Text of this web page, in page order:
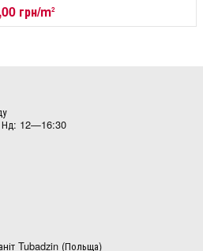
грн/m2
12—16:30
Tubadzin (Польща)